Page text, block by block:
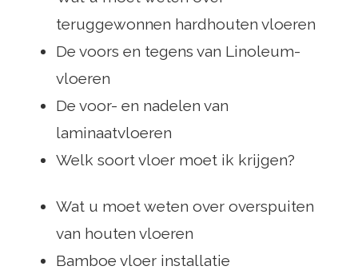
teruggewonnen hardhouten vloeren
De voors en tegens van Linoleum-
vloeren
De voor- en nadelen van
laminaatvloeren
Welk soort vloer moet ik krijgen?
Wat u moet weten over overspuiten
van houten vloeren
Bamboe vloer installatie